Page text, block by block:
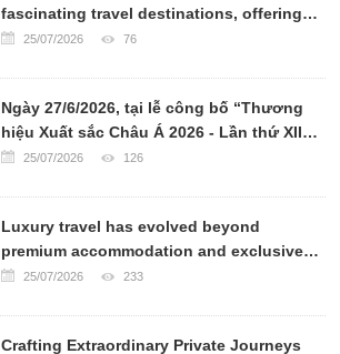
fascinating travel destinations, offering
breathtaking landscapes, rich cultural
25/07/2026 76
Ngày 27/6/2026, tại lễ công bố “Thương
hiệu Xuất sắc Châu Á 2026 - Lần thứ XII”,
CÔNG TY VẬN CHUYỂN QUỐC TẾ PHAN
CHUYỂN UY TÍN CHÂU Á 2026.
25/07/2026 126
Luxury travel has evolved beyond
premium accommodation and exclusive
transportation. Today, sophisticated
cultural connections.
25/07/2026 233
Crafting Extraordinary Private Journeys